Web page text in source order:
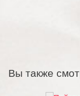
Вы также